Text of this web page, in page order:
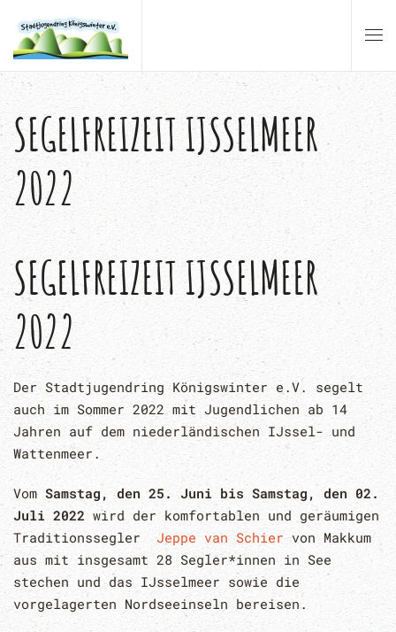
Zum Hauptinhalt springen
SEGELFREIZEIT IJSSELMEER
2022
SEGELFREIZEIT IJSSELMEER
2022
Der Stadtjugendring Königswinter e.V. segelt
auch im Sommer 2022 mit Jugendlichen ab 14
Jahren auf dem niederländischen IJssel- und
Wattenmeer.
VomSamstag, den 25. Juni bis Samstag, den 02.
Juli 2022 wird der komfortablen und geräumigen
Traditionssegler
Jeppe van Schier von Makkum
aus mit insgesamt 28 Segler*innen in See
stechen und das IJsselmeer sowie die
vorgelagerten Nordseeinseln bereisen.